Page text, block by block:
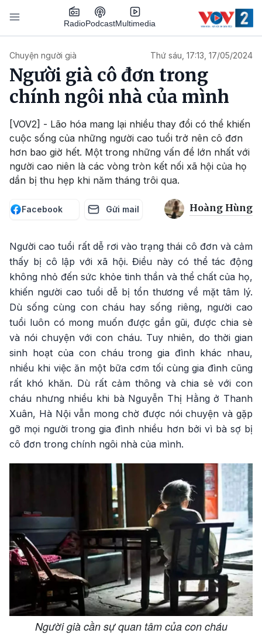
Nhảy đến nội dung
RadioPodcastMultimedia
Chuyện người già Thứ sáu, 17:13, 17/05/2024
Người già cô đơn trong
chính ngôi nhà của mình
[VOV2] - Lão hóa mang lại nhiều thay đổi có thể khiến
cuộc sống của những người cao tuổi trở nên cô đơn
hơn bao giờ hết. Một trong những vấn đề lớn nhất với
người cao niên là các vòng tròn kết nối xã hội của họ
dần bị thu hẹp khi năm tháng trôi qua.
Facebook Gửi mail Hoàng Hùng
Người cao tuổi rất dễ rơi vào trạng thái cô đơn và cảm
thấy bị cô lập với xã hội. Điều này có thể tác động
không nhỏ đến sức khỏe tinh thần và thể chất của họ,
khiến người cao tuổi dễ bị tổn thương về mặt tâm lý.
Dù sống cùng con cháu hay sống riêng, người cao
tuổi luôn có mong muốn được gần gũi, được chia sè
và nói chuyện với con cháu. Tuy nhiên, do thời gian
sinh hoạt của con cháu trong gia đình khác nhau,
nhiều khi việc ăn một bữa cơm tối cùng gia đình cũng
rất khó khăn. Dù rất cảm thông và chia sẻ với con
cháu nhưng nhiều khi bà Nguyễn Thị Hằng ở Thanh
Xuân, Hà Nội vẫn mong chờ được nói chuyện và gặp
gỡ mọi người trong gia đình nhiều hơn bởi vì bà sợ bị
cô đơn trong chính ngôi nhà của mình.
Người già cần sự quan tâm của con cháu